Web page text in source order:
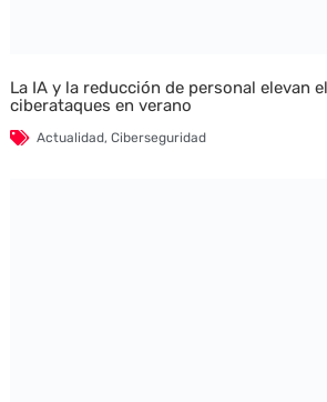
La IA y la reducción de personal elevan
ciberataques en verano
Actualidad, Ciberseguridad